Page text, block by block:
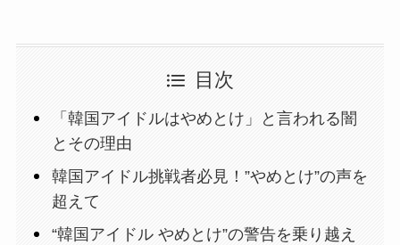
目次
「韓国アイドルはやめとけ」と言われる闇
とその理由
韓国アイドル挑戦者必見！”やめとけ”の声を
超えて
“韓国アイドル やめとけ”の警告を乗り越え